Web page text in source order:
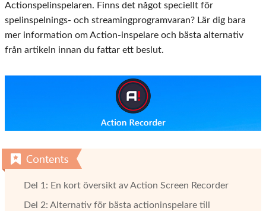
Actionspelinspelaren. Finns det något speciellt för
spelinspelnings- och streamingprogramvaran? Lär dig bara
mer information om Action-inspelare och bästa alternativ
från artikeln innan du fattar ett beslut.
Del 1: En kort översikt av Action Screen Recorder
Del 2: Alternativ för bästa actioninspelare till